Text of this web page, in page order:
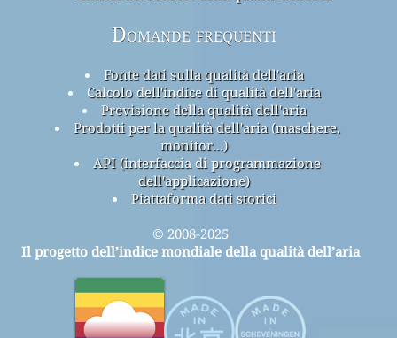
Domande frequenti
Fonte dati sulla qualità dell'aria
Calcolo dell'indice di qualità dell'aria
Previsione della qualità dell'aria
Prodotti per la qualità dell'aria (maschere,
monitor...)
API (interfaccia di programmazione
dell'applicazione)
Piattaforma dati storici
© 2008-2025
Il progetto dell’indice mondiale della qualità dell’aria